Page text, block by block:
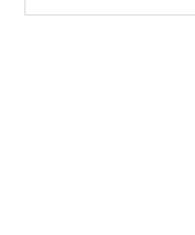
de 5
de